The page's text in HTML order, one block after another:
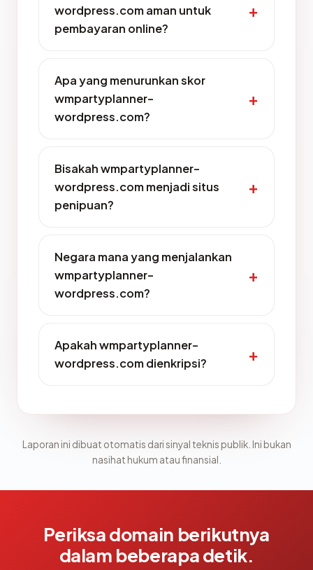
wordpress.com aman untuk
pembayaran online?
Apa yang menurunkan skor
wmpartyplanner-
wordpress.com?
Bisakah wmpartyplanner-
wordpress.com menjadi situs
penipuan?
Negara mana yang menjalankan
wmpartyplanner-
wordpress.com?
Apakah wmpartyplanner-
wordpress.com dienkripsi?
Laporan ini dibuat otomatis dari sinyal teknis publik. Ini bukan
nasihat hukum atau finansial.
Periksa domain berikutnya
dalam beberapa detik.